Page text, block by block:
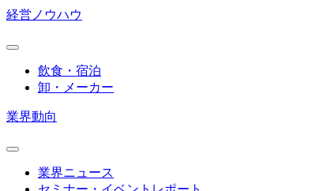
経営ノウハウ
飲食・宿泊
卸・メーカー
業界動向
業界ニュース